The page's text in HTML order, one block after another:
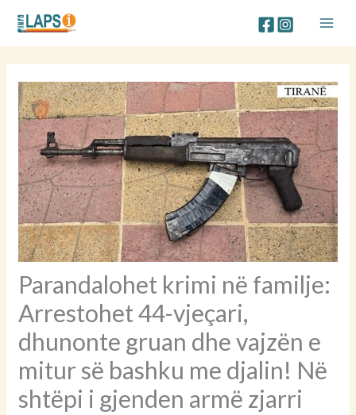
content
Parandalohet krimi në familje:
Arrestohet 44-vjeçari,
dhunonte gruan dhe vajzën e
mitur së bashku me djalin! Në
shtëpi i gjenden armë zjarri